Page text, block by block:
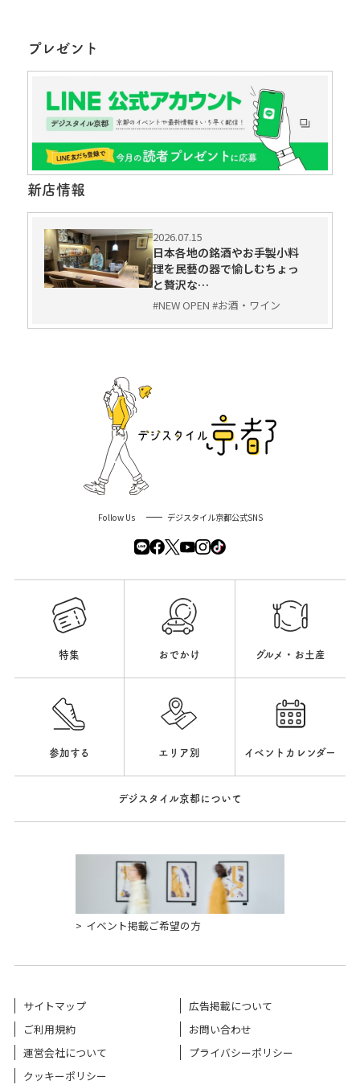
プレゼント
新店情報
2026.07.15
日本各地の銘酒やお手製小料
理を民藝の器で愉しむちょっ
と贅沢な…
#NEW OPEN #お酒・ワイン
Follow Us デジスタイル京都公式SNS
特集 おでかけ グルメ・お土産
参加する エリア別 イベントカレンダー
デジスタイル京都について
イベント掲載ご希望の方
サイトマップ
広告掲載について
ご利用規約
お問い合わせ
運営会社について
プライバシーポリシー
クッキーポリシー